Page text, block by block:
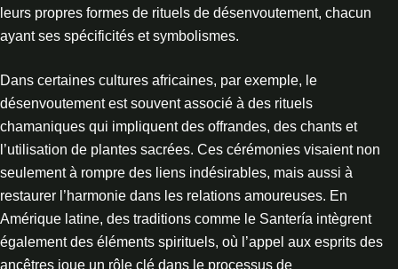
leurs propres formes de rituels de désenvoutement, chacun
ayant ses spécificités et symbolismes.
Dans certaines cultures africaines, par exemple, le
désenvoutement est souvent associé à des rituels
chamaniques qui impliquent des offrandes, des chants et
l’utilisation de plantes sacrées. Ces cérémonies visaient non
seulement à rompre des liens indésirables, mais aussi à
restaurer l’harmonie dans les relations amoureuses. En
Amérique latine, des traditions comme le Santería intègrent
également des éléments spirituels, où l’appel aux esprits des
ancêtres joue un rôle clé dans le processus de